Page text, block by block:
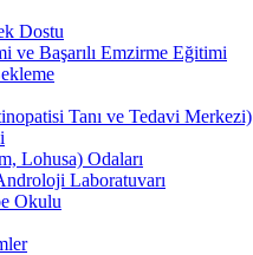
Dostu
ve Başarılı Emzirme Eğitimi
Tanı ve Tedavi Merkezi)
Lohusa) Odaları
Laboratuvarı
Okulu